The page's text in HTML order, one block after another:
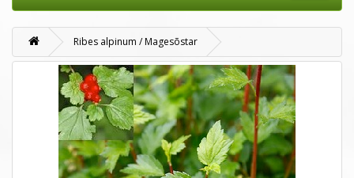
Ribes alpinum / Magesõstar